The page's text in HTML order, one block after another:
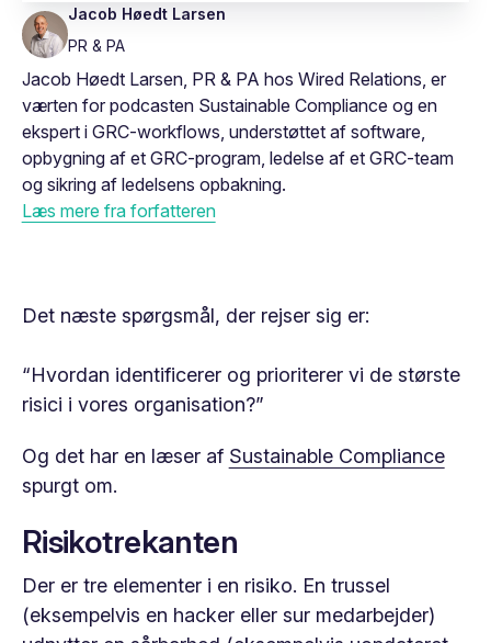
Jacob Høedt Larsen
PR & PA
Jacob Høedt Larsen, PR & PA hos Wired Relations, er
værten for podcasten Sustainable Compliance og en
ekspert i GRC-workflows, understøttet af software,
opbygning af et GRC-program, ledelse af et GRC-team
og sikring af ledelsens opbakning.
Læs mere fra forfatteren
Det næste spørgsmål, der rejser sig er:
“Hvordan identificerer og prioriterer vi de største
risici i vores organisation?”
Og det har en læser af Sustainable Compliance
spurgt om.
Risikotrekanten
Der er tre elementer i en risiko. En trussel
(eksempelvis en hacker eller sur medarbejder)